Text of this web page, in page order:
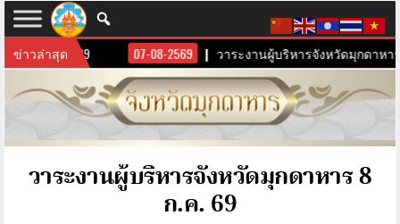
ข่าวล่าสุด
าร 10 ส.ค. 69 07-08-2569 วาระงานผู้บริหารจังหวัดมุกดาหาร
วาระงานผู้บริหารจังหวัดมุกดาหาร 8
ก.ค. 69